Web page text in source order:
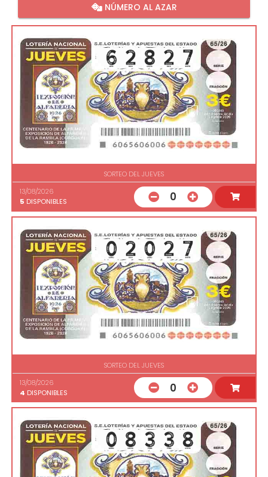
NÚMERO AL AZAR
SORTEO DEL JUEVES
13/08/2026
5 DISPONIBLES 0
SORTEO DEL JUEVES
13/08/2026
4 DISPONIBLES 0